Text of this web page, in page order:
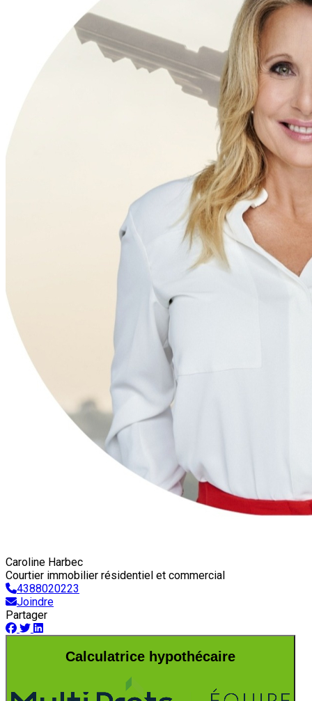
Caroline Harbec
Courtier immobilier résidentiel et commercial
4388020223
Joindre
Partager
Calculatrice hypothécaire